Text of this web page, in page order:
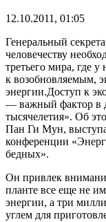
12.10.2011, 01:05
Генеральный
человечеству
третьего мира, где у
к возобновляемым,
энергии.Доступ к
— важный фактор в
тысячелетия». Об
Пан Ги Мун,
конференции
бедных».
Он привлек
планте все еще не
энергии, а три
углем для